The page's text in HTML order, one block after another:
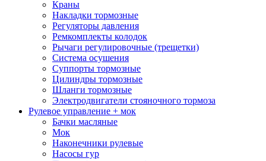
Краны
Накладки тормозные
Регуляторы давления
Ремкомплекты колодок
Рычаги регулировочные (трещетки)
Система осушения
Суппорты тормозные
Цилиндры тормозные
Шланги тормозные
Электродвигатели стояночного тормоза
Рулевое управление + мок
Бачки масляные
Мок
Наконечники рулевые
Насосы гур